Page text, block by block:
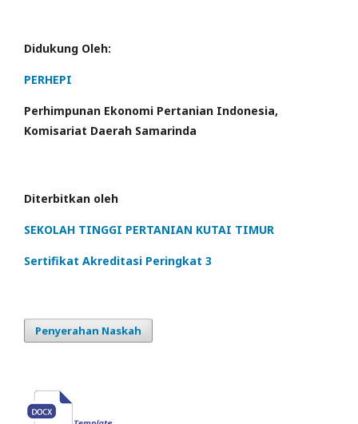
Didukung Oleh:
PERHEPI
Perhimpunan Ekonomi Pertanian Indonesia,
Komisariat Daerah Samarinda
Diterbitkan oleh
SEKOLAH TINGGI PERTANIAN KUTAI TIMUR
Sertifikat Akreditasi Peringkat 3
Penyerahan Naskah